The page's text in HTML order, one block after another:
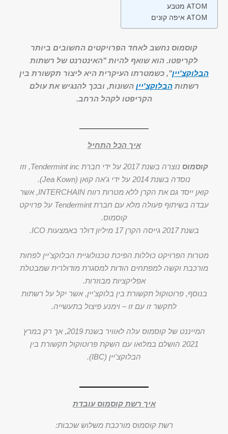
מטבע ATOM
איפה קונים ATOM
קוסמוס נחשב לאחד הפרויקטים החשובים ביותר
לקריפטו. הוא שואף להיות "האינטרנט של רשתות
הבלוקצ'יין", כשמטרתו העיקרית היא ליצור תקשורת בין
רשתותהבלוקצ'יין השונות, ובכך להנגיש את עולם
הקריפטו לקהל הרחב.
איך הכל התחיל
קוסמוס
נוצרה בשנת 2017 על ידי חברת Tendermint inc, וזו
נוסדה בשנת 2014 על ידי ג'אה קואן (Jea Kown).
קואן ייסד גם את הקרן ללא מטרות רווח INTERCHAIN, אשר
עבדה בשיתוף פעולה מלא עם חברת Tendermint על פרויקט
קוסמוס.
בשנת 2017 גייסה הקרן 17 מיליון דולר באמצעות ICO.
מטרות הפרויקט כוללות הפיכת טכנולוגיית הבלוקצ'יין לפחות
מורכבת וקשה למפתחים הודות למסגרת מודולרית שמבטלת
אפליקציות מבוזרות.
בנוסף, פרוטוקול תקשורת בין בלוקצ'יין, אשר יקל על רשתות
לתקשר זו עם זו – וימנע פיצול בתעשייה.
המייננט של קוסמוס עלה לאוויר בשנת 2019, אך רק במרץ
2021 הושלם במלואו עם השקת פרוטוקול תקשורת בין
הבלוקצ'יין (IBC).
איך רשת קוסמוס עובדת
רשת קוסמוס מורכבת משלוש שכבות: